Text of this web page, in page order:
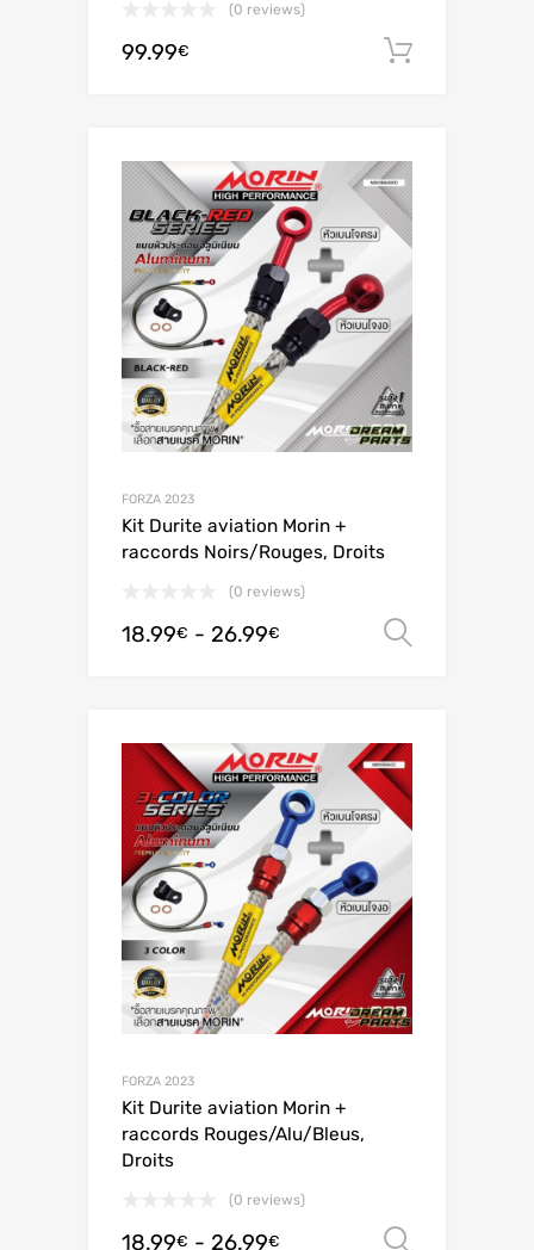
(0 reviews)
99.99€
FORZA 2023
Kit Durite aviation Morin +
raccords Noirs/Rouges, Droits
(0 reviews)
18.99€ - 26.99€
FORZA 2023
Kit Durite aviation Morin +
raccords Rouges/Alu/Bleus,
Droits
(0 reviews)
18.99€ - 26.99€